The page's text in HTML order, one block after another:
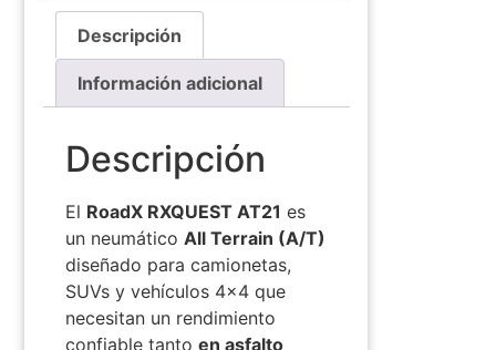
Descripción
Información adicional
Descripción
El RoadX RXQUEST AT21 es
un neumático All Terrain (A/T)
diseñado para camionetas,
SUVs y vehículos 4×4 que
necesitan un rendimiento
confiable tanto en asfalto